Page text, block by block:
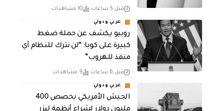
قبل 5 ساعات 10 مشاهدات
عربي ودولي
روبيو يكشف عن حملة ضغط
كبيرة على كوبا: “لن نترك للنظام أي
منفذ للهروب”
قبل 6 ساعات 9 مشاهدات
عربي ودولي
الجيش الأمريكي يخصص 400